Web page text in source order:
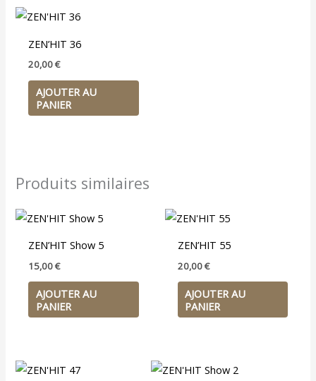
ZEN’HIT 36
20,00€
AJOUTER AU
PANIER
Produits similaires
ZEN’HIT Show 5
15,00€
AJOUTER AU
PANIER
ZEN’HIT 55
20,00€
AJOUTER AU
PANIER